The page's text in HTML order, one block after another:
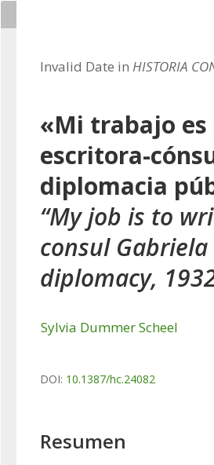
Invalid Date in HISTORIA
«Mi trabajo es
escritora-
diplomacia
“My job is to
consul
diplomacy,
Sylvia Dummer Scheel
DOI: 10.1387/hc.24082
Resumen